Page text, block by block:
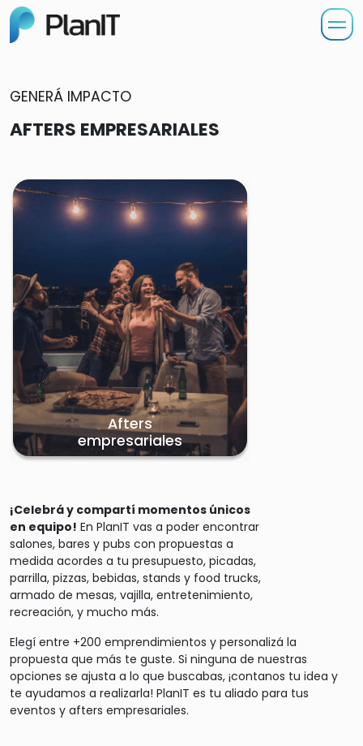
GENERÁ IMPACTO
AFTERS EMPRESARIALES
Afters
empresariales
¡Celebrá y compartí momentos únicos
en equipo! En PlanIT vas a poder encontrar
salones, bares y pubs con propuestas a
medida acordes a tu presupuesto, picadas,
parrilla, pizzas, bebidas, stands y food trucks,
armado de mesas, vajilla, entretenimiento,
recreación, y mucho más.
Elegí entre +200 emprendimientos y personalizá la
propuesta que más te guste. Si ninguna de nuestras
opciones se ajusta a lo que buscabas, ¡contanos tu idea y
te ayudamos a realizarla! PlanIT es tu aliado para tus
eventos y afters empresariales.